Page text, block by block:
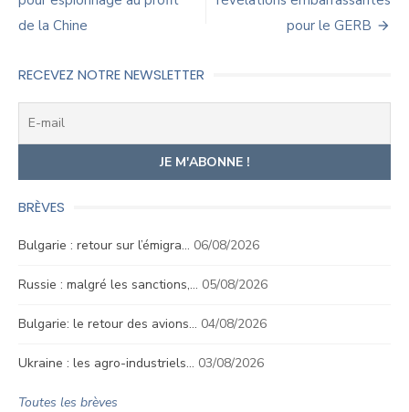
de
l’article
de la Chine
pour le GERB
RECEVEZ NOTRE NEWSLETTER
BRÈVES
Bulgarie : retour sur l’émigra… 06/08/2026
Russie : malgré les sanctions,… 05/08/2026
Bulgarie: le retour des avions… 04/08/2026
Ukraine : les agro-industriels… 03/08/2026
Toutes les brèves